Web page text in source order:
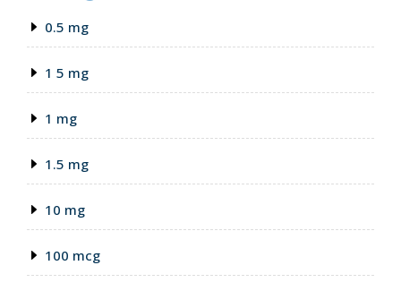
0.5 mg
1 5 mg
1 mg
1.5 mg
10 mg
100 mcg